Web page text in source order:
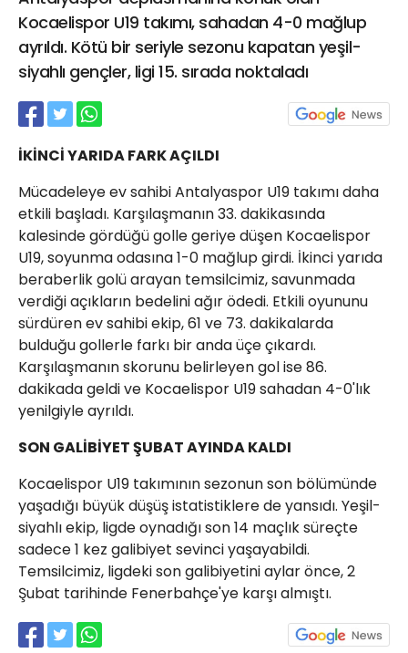
Kocaelispor U19 takımı, sahadan 4-0 mağlup
ayrıldı. Kötü bir seriyle sezonu kapatan yeşil-
siyahlı gençler, ligi 15. sırada noktaladı
İKİNCİ YARIDA FARK AÇILDI
Mücadeleye ev sahibi Antalyaspor U19 takımı daha
etkili başladı. Karşılaşmanın 33. dakikasında
kalesinde gördüğü golle geriye düşen Kocaelispor
U19, soyunma odasına 1-0 mağlup girdi. İkinci yarıda
beraberlik golü arayan temsilcimiz, savunmada
verdiği açıkların bedelini ağır ödedi. Etkili oyununu
sürdüren ev sahibi ekip, 61 ve 73. dakikalarda
bulduğu gollerle farkı bir anda üçe çıkardı.
Karşılaşmanın skorunu belirleyen gol ise 86.
dakikada geldi ve Kocaelispor U19 sahadan 4-0'lık
yenilgiyle ayrıldı.
SON GALİBİYET ŞUBAT AYINDA KALDI
Kocaelispor U19 takımının sezonun son bölümünde
yaşadığı büyük düşüş istatistiklere de yansıdı. Yeşil-
siyahlı ekip, ligde oynadığı son 14 maçlık süreçte
sadece 1 kez galibiyet sevinci yaşayabildi.
Temsilcimiz, ligdeki son galibiyetini aylar önce, 2
Şubat tarihinde Fenerbahçe'ye karşı almıştı.
02624132333
haber@golcukpostasi.com